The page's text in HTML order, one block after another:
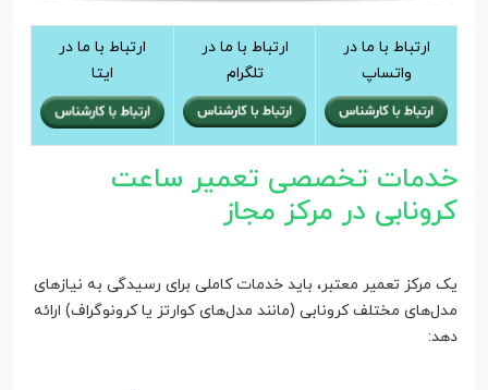
ارتباط با ما در
واتساپ
ارتباط با ما در
تلگرام
ارتباط با ما در
ایتا
خدمات تخصصی تعمیر ساعت
کرونابی در مرکز مجاز
یک مرکز تعمیر معتبر، باید خدمات کاملی برای رسیدگی به نیازهای
مدل‌های مختلف کرونابی (مانند مدل‌های کوارتز یا کرونوگراف) ارائه
دهد: